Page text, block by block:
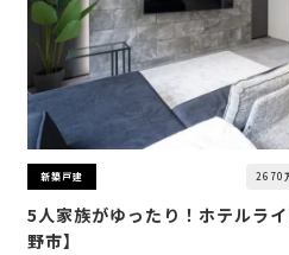
新築戸建 2670
5人家族がゆったり！ホテルラ
野市】